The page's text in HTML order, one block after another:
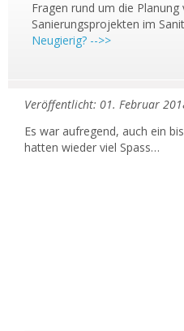
Fragen rund um die
Sanierungsprojekten im
Neugierig? -->>
Veröffentlicht: 01. Februar
Es war aufregend, auch ein
hatten wieder viel Spass…